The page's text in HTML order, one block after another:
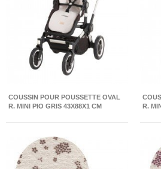
COUSSIN POUR POUSSETTE OVAL
R. MINI PIO GRIS 43X88X1 CM
R.